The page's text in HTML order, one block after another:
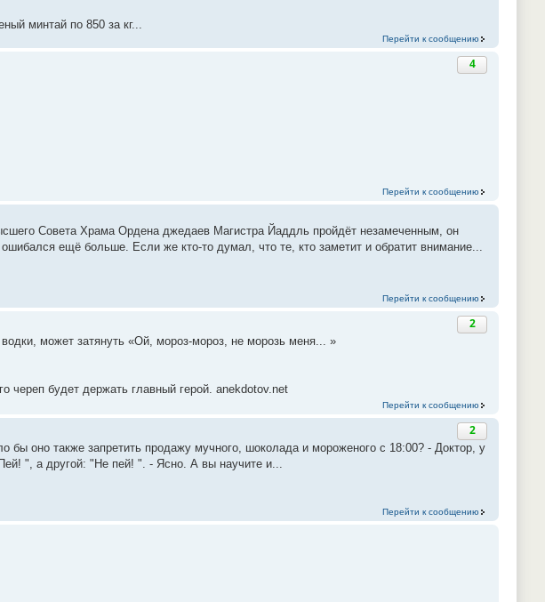
минтай по 850 за кг...
Перейти к сообщению
4
Перейти к сообщению
Совета Храма Ордена джедаев Магистра Йаддль пройдёт незамеченным, он
ещё больше. Если же кто-то думал, что те, кто заметит и обратит внимание...
Перейти к сообщению
2
может затянуть «Ой, мороз-мороз, не морозь меня... »
череп будет держать главный герой. anekdotov.net
Перейти к сообщению
2
бы оно также запретить продажу мучного, шоколада и мороженого с 18:00? - Доктор, у
", а другой: "Не пей! ". - Ясно. А вы научите и...
Перейти к сообщению